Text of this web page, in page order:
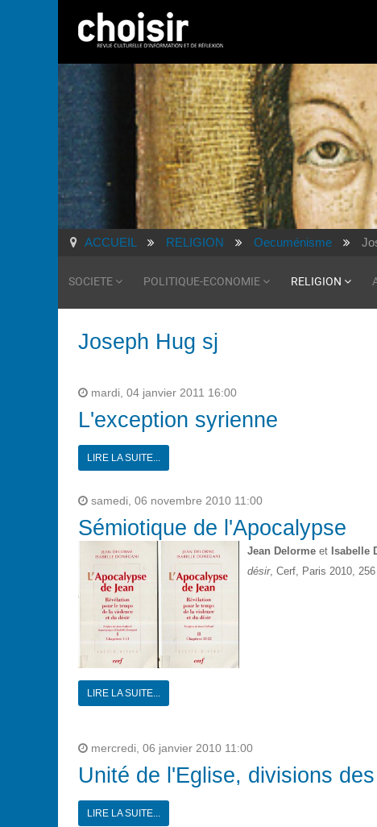
ACCUEIL RELIGION Oecuménisme
SOCIETE POLITIQUE-ECONOMIE RELIGION
Joseph Hug sj
mardi, 04 janvier 2011 16:00
L'exception syrienne
LIRE LA SUITE...
samedi, 06 novembre 2010 11:00
Sémiotique de l'Apocalypse
Jean Delorme et Isabelle
désir, Cerf, Paris 2010, 256
LIRE LA SUITE...
mercredi, 06 janvier 2010 11:00
Unité de l'Eglise, divisions
LIRE LA SUITE...